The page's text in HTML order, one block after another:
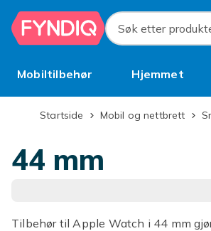
Hopp til hovedinnhold
Søk etter produkter
Mobiltilbehør Hjemmet
BruktStartside Mobil og nettbrett
44 mm
Tilbehør til Apple Watch i 44 mm